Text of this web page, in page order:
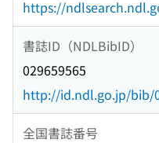
https://
書誌ID（NDLBibID）
029659565
http://id.ndl.go.jp/bib/
全国書誌番号